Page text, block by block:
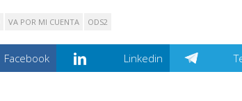
VA POR MI CUENTA ODS2
Facebook Linkedin